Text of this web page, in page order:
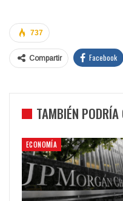
737
Compartir Facebook
TAMBIÉN PODRÍA
ECONOMÍA